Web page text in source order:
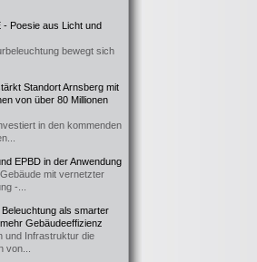
- Poesie aus Licht und
bewegt sich
Standort Arnsberg mit
von über 80 Millionen
in den kommenden
EPBD in der Anwendung
mit vernetzter
-...
als smarter
Gebäudeeffizienz
und Infrastruktur die
von...